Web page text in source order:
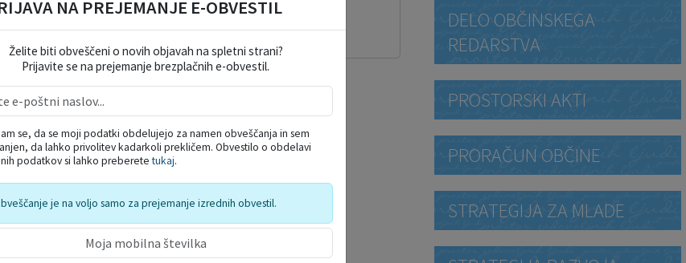
skupina Gadi
09. 08. 2026
DELO OBČINSKEGA
REDARSTVA
PROSTORSKI AKTI
PRORAČUN OBČINE
STRATEGIJA ZA MLADE
NA PREJEMANJE E-OBVESTIL
Želite biti obveščeni o novih objavah na spletni strani?
Prijavite se na prejemanje brezplačnih e-obvestil.
se, da se moji podatki obdelujejo za namen obveščanja in sem
da lahko privolitev kadarkoli prekličem. Obvestilo o obdelavi
podatkov si lahko preberetetukaj.
je na voljo samo za prejemanje izrednih obvestil.